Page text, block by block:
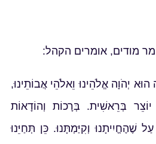
מודים, אומרים הקהל:
יְהֹוָה אֱלֹהֵינוּ וֵאלֹהֵי אֲבוֹתֵינוּ,
בְּרֵאשִׁית. בְּרָכוֹת וְהוֹדָאוֹת
שֶׁהֶחֱיִיתָנוּ וְקִיַּמְתָּנוּ. כֵּן תְּחַיֵּנוּ